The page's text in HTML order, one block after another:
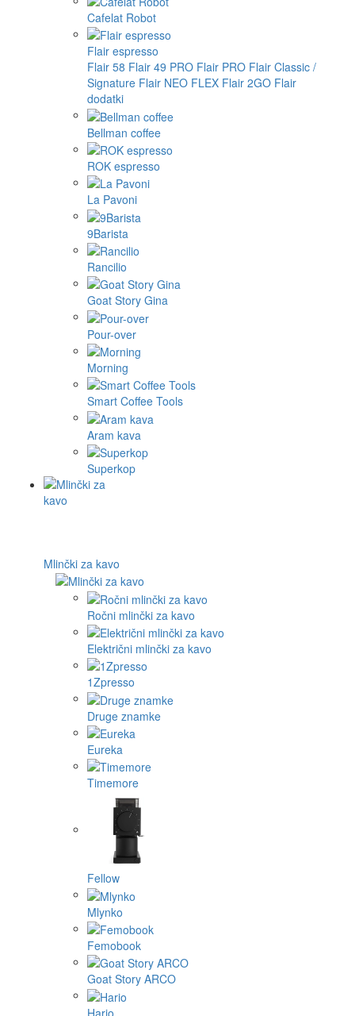
Cafelat Robot
Flair espresso
Flair 58 Flair 49 PRO Flair PRO Flair Classic /
Signature Flair NEO FLEX Flair 2GO Flair
dodatki
Bellman coffee
ROK espresso
La Pavoni
9Barista
Rancilio
Goat Story Gina
Pour-over
Morning
Smart Coffee Tools
Aram kava
Superkop
Mlinčki za kavo
Ročni mlinčki za kavo
Električni mlinčki za kavo
1Zpresso
Druge znamke
Eureka
Timemore
Fellow
Mlynko
Femobook
Goat Story ARCO
Hario